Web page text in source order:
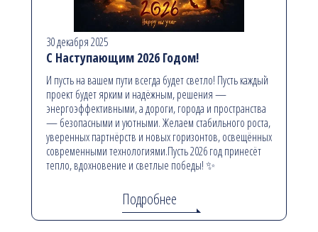
30 декабря 2025
С Наступающим 2026 Годом!
И пусть на вашем пути всегда будет светло! Пусть каждый
проект будет ярким и надёжным, решения —
энергоэффективными, а дороги, города и пространства
— безопасными и уютными. Желаем стабильного роста,
уверенных партнёрств и новых горизонтов, освещённых
современными технологиями.Пусть 2026 год принесёт
тепло, вдохновение и светлые победы! ✨
Подробнее